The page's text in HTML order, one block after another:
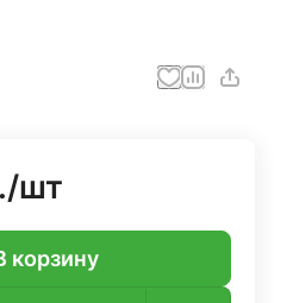
шт
корзину